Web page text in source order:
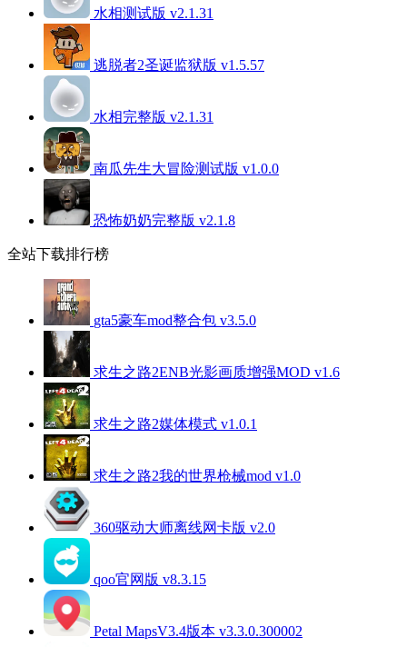
水相测试版 v2.1.31
逃脱者2圣诞监狱版 v1.5.57
水相完整版 v2.1.31
南瓜先生大冒险测试版 v1.0.0
恐怖奶奶完整版 v2.1.8
全站下载排行榜
gta5豪车mod整合包 v3.5.0
求生之路2ENB光影画质增强MOD v1.6
求生之路2媒体模式 v1.0.1
求生之路2我的世界枪械mod v1.0
360驱动大师离线网卡版 v2.0
qoo官网版 v8.3.15
Petal MapsV3.4版本 v3.3.0.300002